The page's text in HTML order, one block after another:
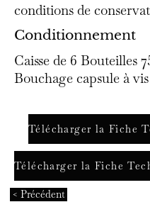
conditions de
Conditionnement
Caisse de 6 Bouteilles
Bouchage capsule à
< Précédent